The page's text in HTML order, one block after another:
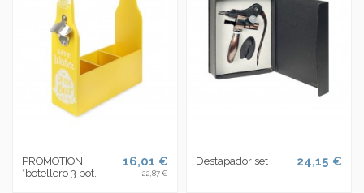
PROMOTION
*botellero 3 bot.
16,01 €
22,87 €
Destapador set 24,15 €